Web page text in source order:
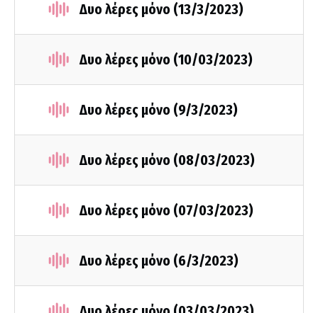
Δυο λέρες μόνο (13/3/2023)
Δυο λέρες μόνο (10/03/2023)
Δυο λέρες μόνο (9/3/2023)
Δυο λέρες μόνο (08/03/2023)
Δυο λέρες μόνο (07/03/2023)
Δυο λέρες μόνο (6/3/2023)